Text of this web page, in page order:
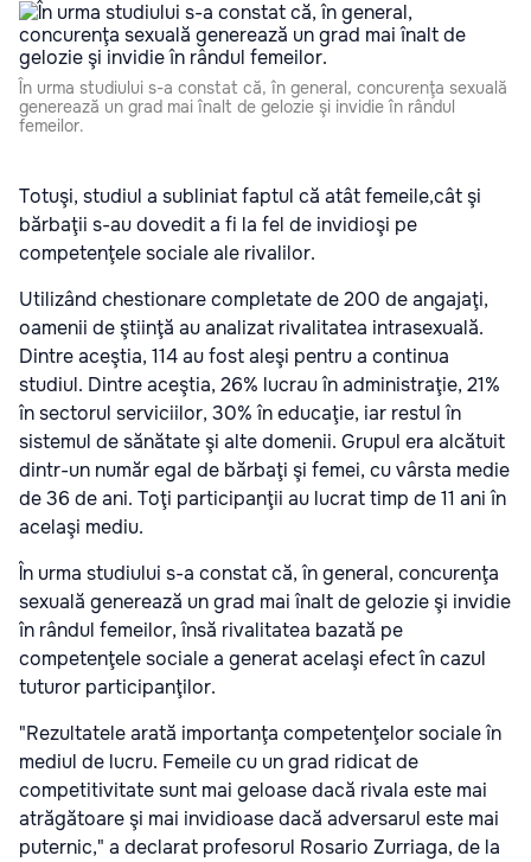
În urma studiului s-a constat că, în general, concurenţa sexuală
generează un grad mai înalt de gelozie şi invidie în rândul
femeilor.
Totuşi, studiul a subliniat faptul că atât femeile,cât şi
bărbaţii s-au dovedit a fi la fel de invidioşi pe
competenţele sociale ale rivalilor.
Utilizând chestionare completate de 200 de angajaţi,
oamenii de ştiinţă au analizat rivalitatea intrasexuală.
Dintre aceştia, 114 au fost aleşi pentru a continua
studiul. Dintre aceştia, 26% lucrau în administraţie, 21%
în sectorul serviciilor, 30% în educaţie, iar restul în
sistemul de sănătate şi alte domenii. Grupul era alcătuit
dintr-un număr egal de bărbaţi şi femei, cu vârsta medie
de 36 de ani. Toţi participanţii au lucrat timp de 11 ani în
acelaşi mediu.
În urma studiului s-a constat că, în general, concurenţa
sexuală generează un grad mai înalt de gelozie şi invidie
în rândul femeilor, însă rivalitatea bazată pe
competenţele sociale a generat acelaşi efect în cazul
tuturor participanţilor.
"Rezultatele arată importanţa competenţelor sociale în
mediul de lucru. Femeile cu un grad ridicat de
competitivitate sunt mai geloase dacă rivala este mai
atrăgătoare şi mai invidioase dacă adversarul este mai
puternic," a declarat profesorul Rosario Zurriaga, de la